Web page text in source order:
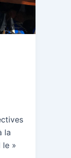
la
le »